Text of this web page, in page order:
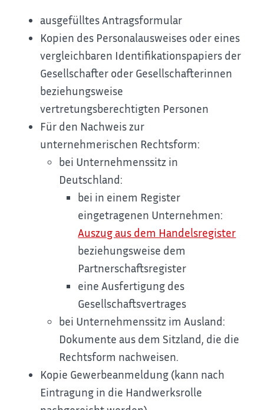
ausgefülltes Antragsformular
Kopien des Personalausweises oder eines
vergleichbaren Identifikationspapiers der
Gesellschafter oder Gesellschafterinnen
beziehungsweise
vertretungsberechtigten Personen
Für den Nachweis zur
unternehmerischen Rechtsform:
bei Unternehmenssitz in
Deutschland:
bei in einem Register
eingetragenen Unternehmen:
Auszug aus dem Handelsregister
beziehungsweise dem
Partnerschaftsregister
eine Ausfertigung des
Gesellschaftsvertrages
bei Unternehmenssitz im Ausland:
Dokumente aus dem Sitzland, die die
Rechtsform nachweisen.
Kopie Gewerbeanmeldung (kann nach
Eintragung in die Handwerksrolle